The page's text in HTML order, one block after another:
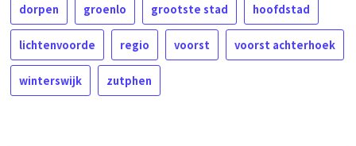
dorpen groenlo grootste stad hoofdstad
lichtenvoorde regio voorst voorst achterhoek
winterswijk zutphen